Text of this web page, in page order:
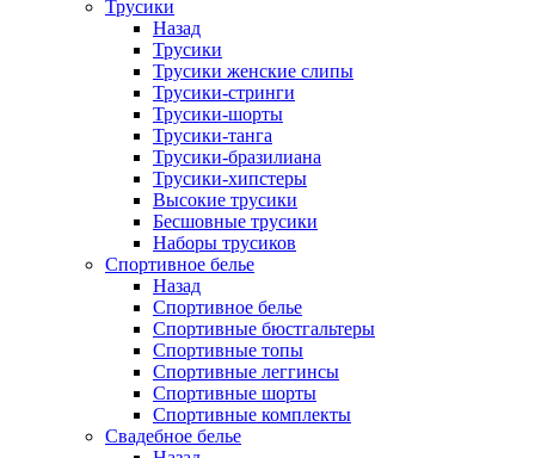
Трусики
Назад
Трусики
Трусики женские слипы
Трусики-стринги
Трусики-шорты
Трусики-танга
Трусики-бразилиана
Трусики-хипстеры
Высокие трусики
Бесшовные трусики
Наборы трусиков
Спортивное белье
Назад
Спортивное белье
Спортивные бюстгальтеры
Спортивные топы
Спортивные леггинсы
Спортивные шорты
Спортивные комплекты
Свадебное белье